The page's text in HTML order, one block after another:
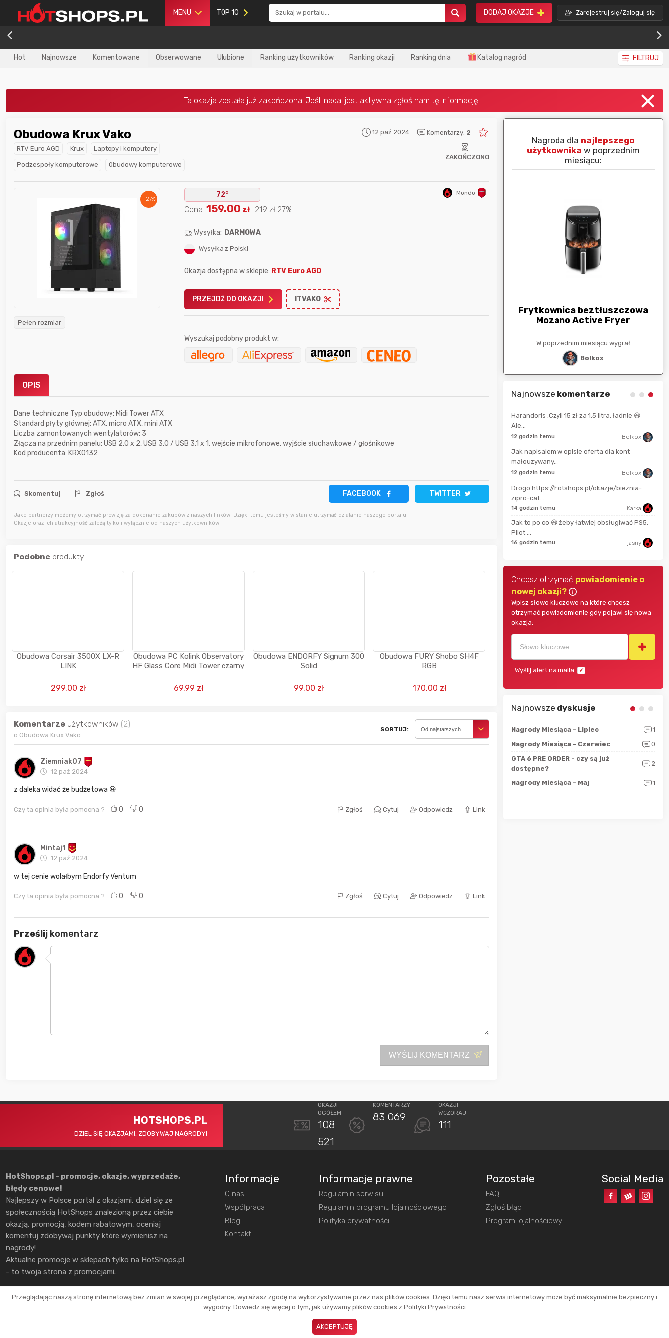
MENU TOP 10 DODAJ OKAZJE Zarejestruj się/Zaloguj się
Hot Najnowsze Komentowane Obserwowane Ulubione Ranking użytkowników Ranking okazji Ranking dnia Katalog nagród FILTRUJ
Obudowa Krux Vako 12 paź 2024 Komentarzy: 2
RTV Euro AGD Krux Laptopy i komputery
Podzespoły komputerowe Obudowy komputerowe
ZAKOŃCZONO
- 27%
Pełen rozmiar
72° Mondo
Cena:159.00 zł 219zł 27%
Wysyłka: DARMOWA
Wysyłka z Polski
Okazja dostępna w sklepie: RTV Euro AGD
PRZEJDŹ DO OKAZJI ITVAKO
Wyszukaj podobny produkt w:
OPIS
Dane techniczne Typ obudowy: Midi Tower ATX
Standard płyty głównej: ATX, micro ATX, mini ATX
Liczba zamontowanych wentylatorów: 3
Złącza na przednim panelu: USB 2.0 x 2, USB 3.0 / USB 3.1 x 1, wejście mikrofonowe, wyjście słuchawkowe / głośnikowe
Kod producenta: KRX0132
Skomentuj Zgłoś FACEBOOK TWITTER
Jako partnerzy możemy otrzymać prowizję za dokonanie zakupów z naszych linków. Dzięki temu jesteśmy w stanie utrzymać działanie naszego portalu.
Okazje oraz ich atrakcyjność zależą tylko i wyłącznie od naszych użytkowników.
Podobne produkty
Obudowa Corsair 3500X LX-R
LINK
299.00 zł
Obudowa PC Kolink Observatory
HF Glass Core Midi Tower czarny
69.99 zł
Obudowa ENDORFY Signum 300
Solid
99.00 zł
Obudowa FURY Shobo SH4F
RGB
170.00 zł
Komentarze użytkowników (2)
o Obudowa Krux Vako
SORTUJ: Od najstarszych
Ziemniak07
12 paź 2024
z daleka widać że budżetowa 😃
Czy ta opinia była pomocna ? 0 0 Zgłoś Cytuj Odpowiedz Link
Mintaj1
12 paź 2024
w tej cenie wolałbym Endorfy Ventum
Czy ta opinia była pomocna ? 0 0 Zgłoś Cytuj Odpowiedz Link
Prześlij komentarz
WYŚLIJ KOMENTARZ
najlepszego
w poprzednim
beztłuszczowa
Active Fryer
Nagroda dla
użytkownikaw tym miesiącu:
Gofrownica GÖTZE & JENSEN
DW900 1600W
Karta podarunkowa
Allegro 150zł
w poprzednim miesiącu:
Nagroda dla najlepszego
użytkownika w poprzednim
miesiącu:
Frytkownica beztłuszczowa
Mozano Active Fryer
W poprzednim miesiącu wygrał
Bolkox
Najnowsze komentarze
12 godzin temu
14 godzin temu Karka
bartekcmg
7 godzin temu krzys837
11 godzin temu Pinkny
11 godzin temu darekscorpio
Harandoris :Czyli 15 zł za 1,5 litra, ładnie 😃
Ale...
12 godzin temu Bolkox
Jak napisalem w opisie oferta dla kont
małouzywany...
12 godzin temu Bolkox
Drogo https://hotshops.pl/okazje/bieznia-
zipro-cat...
14 godzin temu Karka
Jak to po co 😃 żeby łatwiej obsługiwać PS5.
Pilot ...
16 godzin temu jasny
Chcesz otrzymać powiadomienie o
nowej okazji?
Wpisz słowo kluczowe na które chcesz
otrzymać powiadomienie gdy pojawi się nowa
okazja:
Wyślij alert na maila
Najnowsze dyskusje
Sferis - czemu odstrasza?
Czy moze ktos to jakos logicznie
Nagrody Miesiąca - Lipiec
1
Nagrody Miesiąca - Czerwiec
0
GTA 6 PRE ORDER - czy są już
dostępne?
2
Nagrody Miesiąca - Maj 1
HOTSHOPS.PL
DZIEL SIĘ OKAZJAMI, ZDOBYWAJ NAGRODY!
OKAZJI
OGÓŁEM
108
521
KOMENTARZY
83 069
OKAZJI
WCZORAJ
111
HotShops.pl - promocje, okazje, wyprzedaże,
błędy cenowe!
Najlepszy w Polsce portal z okazjami, dziel się ze
społecznością HotShops znalezioną przez ciebie
okazją, promocją, kodem rabatowym, oceniaj
komentuj zdobywaj punkty które wymienisz na
nagrody!
Aktualne promocje w sklepach tylko na HotShops.pl
- to twoja strona z promocjami.
Informacje
O nas
Współpraca
Blog
Kontakt
Informacje prawne
Regulamin serwisu
Regulamin programu lojalnościowego
Polityka prywatności
Pozostałe
FAQ
Zgłoś błąd
Program lojalnościowy
Social Media
Copyright © 2026 HotShops.pl - Wszelkie prawa zastrzeżone.
Jako partnerzy możemy otrzymać prowizję za dokonanie zakupów z naszych linków. Dzięki temu jesteśmy w stanie utrzymać działanie naszego portalu.
Przeglądając naszą stronę internetową bez zmian w swojej przeglądarce, wyrażasz zgodę na wykorzystywanie przez nas plików cookies. Dzięki temu nasz serwis internetowy może być maksymalnie bezpieczny i
wygodny. Dowiedz się więcej o tym, jak używamy plików cookies z Polityki Prywatności
AKCEPTUJĘ